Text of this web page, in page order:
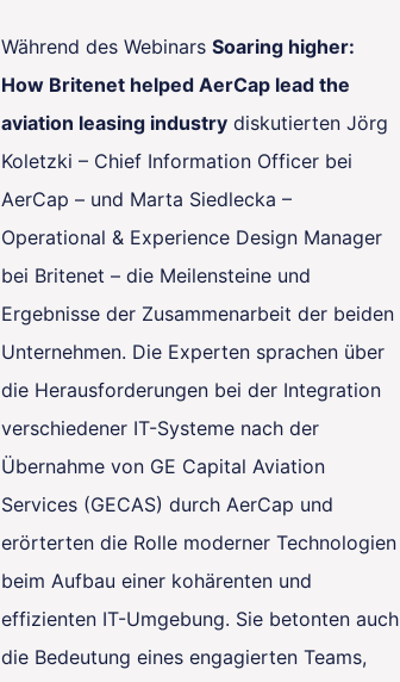
Während des Webinars Soaring higher:
How Britenet helped AerCap lead the
aviation leasing industry diskutierten Jörg
Koletzki – Chief Information Officer bei
AerCap – und Marta Siedlecka –
Operational & Experience Design Manager
bei Britenet – die Meilensteine und
Ergebnisse der Zusammenarbeit der beiden
Unternehmen. Die Experten sprachen über
die Herausforderungen bei der Integration
verschiedener IT-Systeme nach der
Übernahme von GE Capital Aviation
Services (GECAS) durch AerCap und
erörterten die Rolle moderner Technologien
beim Aufbau einer kohärenten und
effizienten IT-Umgebung. Sie betonten auch
die Bedeutung eines engagierten Teams,